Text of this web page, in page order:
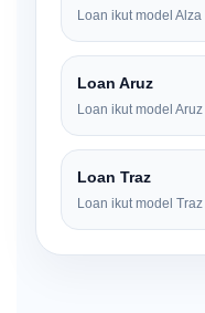
Loan ikut model Alza
Loan Aruz
Loan ikut model Aruz
Loan Traz
Loan ikut model Traz